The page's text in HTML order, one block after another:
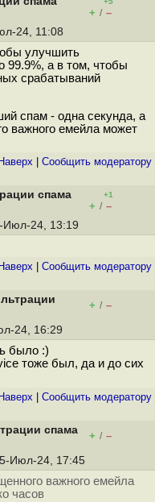
+ / –
24, 11:08
улучшить
99.9%, а в том, чтобы
срабатываний
спам - одна секунда, а
важного емейла может
Наверх Cообщить модератору
спама
+1
+ / –
Июл-24, 13:19
Наверх Cообщить модератору
+ / –
24, 16:29
было :)
тоже был, да и до сих
Наверх Cообщить модератору
спама
+ / –
Июл-24, 17:45
важного емейла
часов